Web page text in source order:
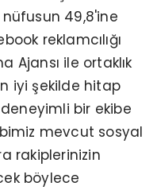
nüfusun 49,8'ine
reklamcılığı
Ajansı ile ortaklık
iyi şekilde hitap
bir ekibe
mevcut sosyal
rakiplerinizin
böylece